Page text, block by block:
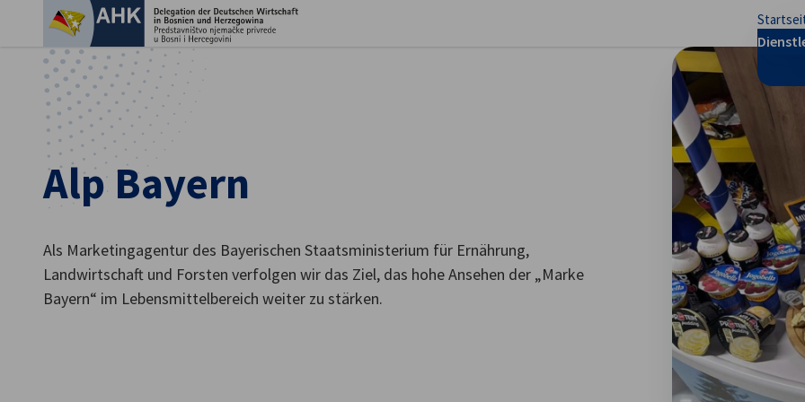
Alp Bayern
Als Marketingagentur des Bayerischen Staatsministerium für Ernährung,
Landwirtschaft und Forsten verfolgen wir das Ziel, das hohe Ansehen der „Marke
Bayern“ im Lebensmittelbereich weiter zu stärken.